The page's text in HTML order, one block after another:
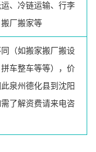
、冷链运输、行李
厂搬家等
（如搬家搬厂搬设
车整车等等），价
泉州德化县到沈阳
了解资费请来电咨